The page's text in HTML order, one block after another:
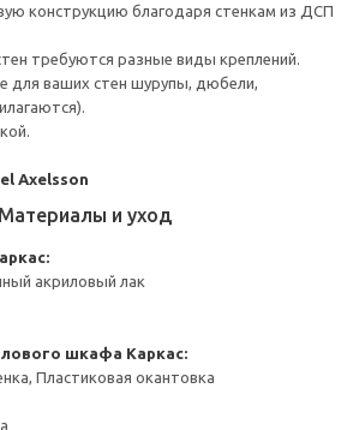
конструкцию благодаря стенкам из ДСП
требуются разные виды креплений.
для ваших стен шурупы, дюбели,
Axelsson
Материалы и уход
акриловый лак
шкафа Каркас:
Пластиковая окантовка